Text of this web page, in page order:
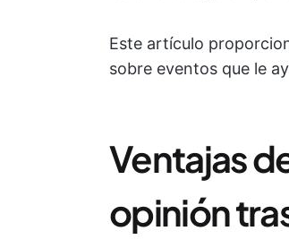
Este artículo
sobre eventos que le
Ventajas
opinión